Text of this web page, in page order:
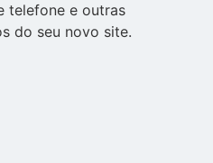
telefone e outras
do seu novo site.